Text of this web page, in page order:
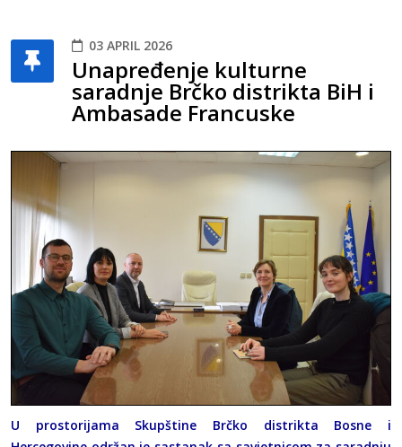
03 APRIL 2026
Unapređenje kulturne
saradnje Brčko distrikta BiH i
Ambasade Francuske
U prostorijama Skupštine Brčko distrikta Bosne i